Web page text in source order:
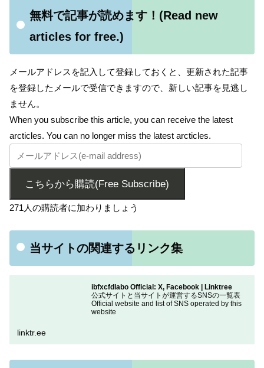
無料で記事が読めます！(Read new
articles for free.)
メールアドレスを記入して登録しておくと、更新された記事
を登録したメールで受信できますので、新しい記事を見逃し
ません。
When you subscribe this article, you can receive the latest
arcticles. You can no longer miss the latest arcticles.
こちらから購読(Free Subscribe)
271人の購読者に加わりましょう
当サイトの関連するリンク集
ibfxcfdlabo Official: X, Facebook | Linktree
公式サイトと当サイトが運営するSNSの一覧表
Official website and list of SNS operated by this
website
linktr.ee